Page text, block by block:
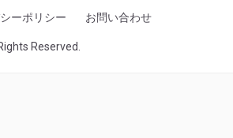
ーポリシー お問い合わせ
Reserved.